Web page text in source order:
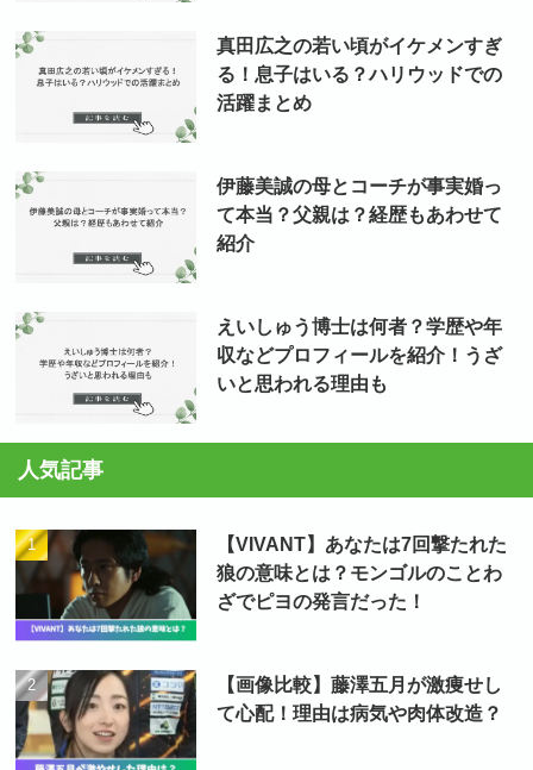
真田広之の若い頃がイケメンすぎ
る！息子はいる？ハリウッドでの
活躍まとめ
伊藤美誠の母とコーチが事実婚っ
て本当？父親は？経歴もあわせて
紹介
えいしゅう博士は何者？学歴や年
収などプロフィールを紹介！うざ
いと思われる理由も
人気記事
【VIVANT】あなたは7回撃たれた
狼の意味とは？モンゴルのことわ
ざでピヨの発言だった！
【画像比較】藤澤五月が激痩せし
て心配！理由は病気や肉体改造？